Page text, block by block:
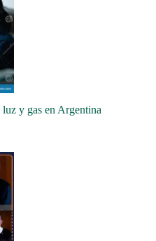
y gas en Argentina